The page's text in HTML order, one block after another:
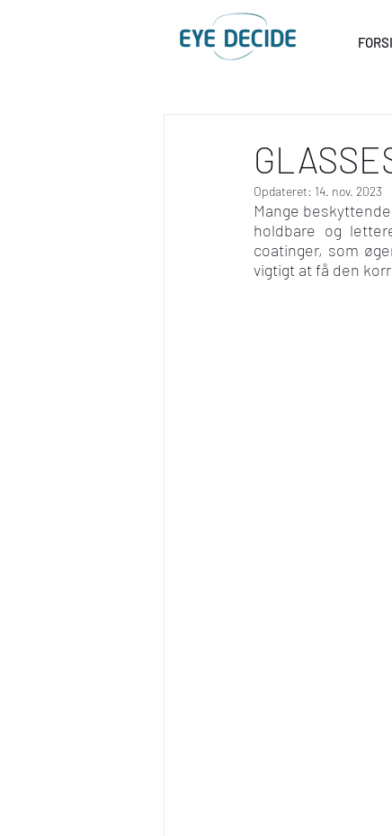
Opdateret: 14. nov. 2023
Mange
holdbare og
coatinger, som
vigtigt at få den